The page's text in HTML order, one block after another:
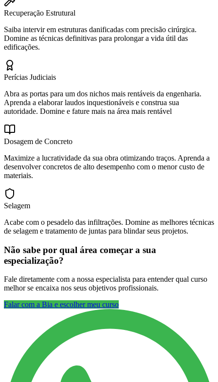
Recuperação Estrutural
Saiba intervir em estruturas danificadas com precisão cirúrgica.
Domine as técnicas definitivas para prolongar a vida útil das
edificações.
Perícias Judiciais
Abra as portas para um dos nichos mais rentáveis da engenharia.
Aprenda a elaborar laudos inquestionáveis e construa sua
autoridade. Domine e fature mais na área mais rentável
Dosagem de Concreto
Maximize a lucratividade da sua obra otimizando traços. Aprenda a
desenvolver concretos de alto desempenho com o menor custo de
materiais.
Selagem
Acabe com o pesadelo das infiltrações. Domine as melhores técnicas
de selagem e tratamento de juntas para blindar seus projetos.
Não sabe por qual área começar a sua
especialização?
Fale diretamente com a nossa especialista para entender qual curso
melhor se encaixa nos seus objetivos profissionais.
Falar com a Bia e escolher meu curso